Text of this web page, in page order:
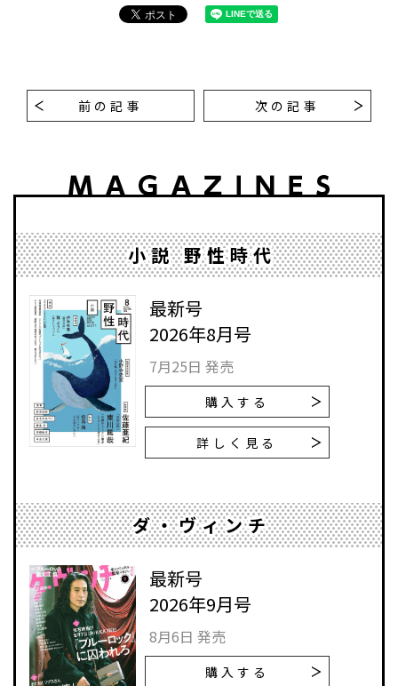
前の記事 次の記事
小説 野性時代
最新号
2026年8月号
7月25日 発売
購入する
詳しく見る
ダ・ヴィンチ
最新号
2026年9月号
8月6日 発売
購入する